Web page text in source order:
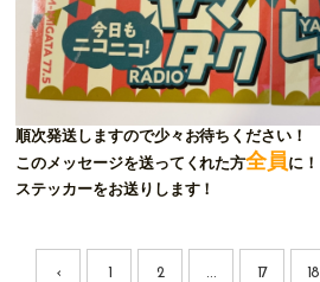
順次発送しますので少々お待ちください！
このメッセージを送ってくれた方全員に！
ステッカーをお送りします！
‹ 1 2 ... 17 18